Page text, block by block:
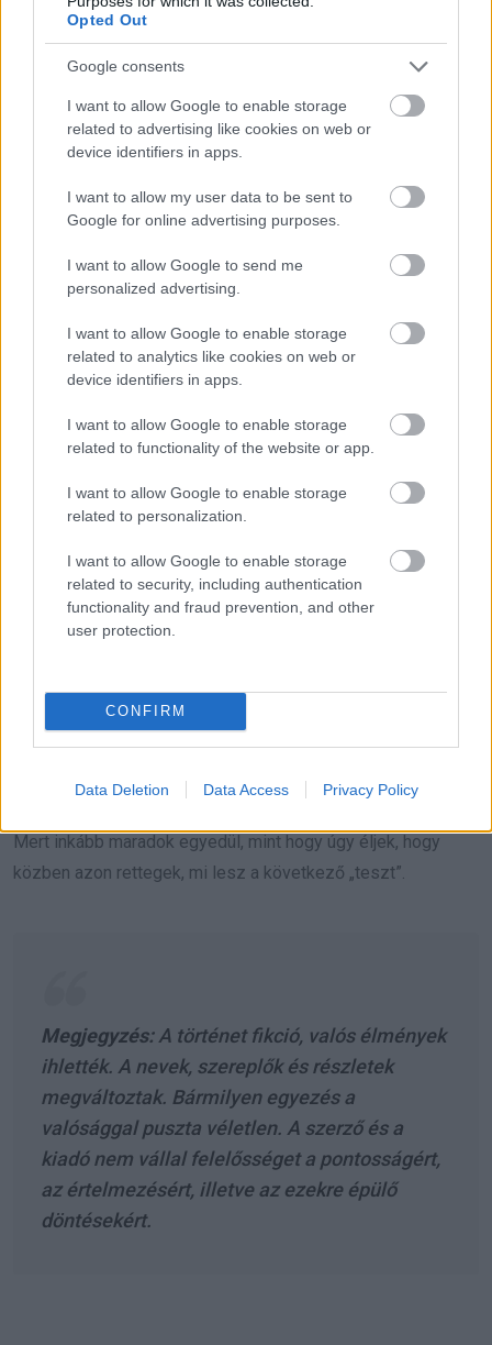
Opted Out
Google consents
I want to allow Google to enable storage
related to advertising like cookies on web or
device identifiers in apps.
I want to allow my user data to be sent to
Google for online advertising purposes.
I want to allow Google to send me
personalized advertising.
I want to allow Google to enable storage
related to analytics like cookies on web or
device identifiers in apps.
I want to allow Google to enable storage
related to functionality of the website or app.
I want to allow Google to enable storage
related to personalization.
I want to allow Google to enable storage
related to security, including authentication
functionality and fraud prevention, and other
user protection.
CONFIRM
Data Deletion Data Access Privacy Policy
És amikor nem azt válaszoltam, amit hallani akart, ő
ítélkezett.
Csakhogy ezzel nem engem minősített.
Mert az igazság egyszerű:
Egy férfi, aki hét évig szeret, nem 190 dolláron méri a
Aki közös jövőt akar, nem sétál ki, és nem hagy szakítós
Aki házasságra kész, nem használja fegyverként az
eljegyzést.
mert nem akartam felezni a számlát.
Azért veszített el, mert megmutatta, hogy a szeretete
Adja el a gyűrűt.
Vegyen belőle egy kis józan belátást.
Mert inkább maradok egyedül, mint hogy úgy éljek, hogy
közben azon rettegek, mi lesz a következő „teszt”.
Megjegyzés:A történet fikció, valós élmények
ihlették. A nevek, szereplők és részletek
megváltoztak. Bármilyen egyezés a
valósággal puszta véletlen. A szerző és a
kiadó nem vállal felelősséget a pontosságért,
az értelmezésért, illetve az ezekre épülő
döntésekért.